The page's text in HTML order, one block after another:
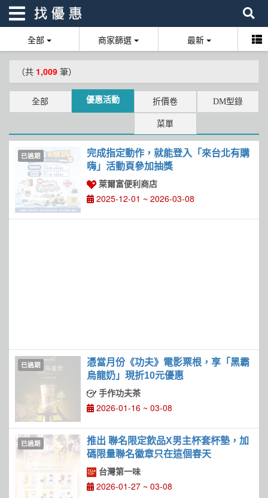
（共 1,009 筆）
全部 優惠活動 折價卷 DM型錄
菜單
全部 商家篩選 最新
已過期
完成指定動作，就能登入「來台北有購
嗨」活動頁參加抽獎
萊爾富便利商店
2025-12-01 ~ 2026-03-08
已過期
憑當月份《功夫》電影票根，享「黑霸
烏龍奶」現折10元優惠
手作功夫茶
2026-01-16 ~ 03-08
已過期
推出 聯名限定飲品X男主杯套杯墊，加
碼限量聯名徽章只在這個春天
台灣第一味
2026-01-27 ~ 03-08
找優惠
首頁
優惠活動
折價卷
線上DM
找菜單
品牌總覽